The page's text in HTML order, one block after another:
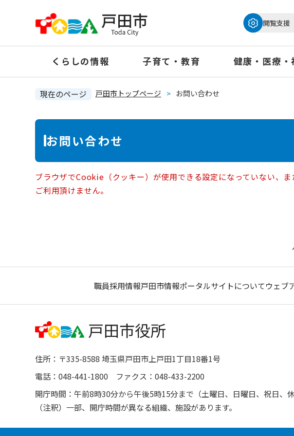
の
頭
閲覧支援
くらしの情報 子育て・教育 健康・医療・
現在のページ 戸田市トップページ > お問い合わせ
本
お問い合わせ
ブラウザでCookie（クッキー）が使用できる設定になっていない、
ご利用頂けません。
職員採用情報戸田市情報ポータルサイトについてウェブ
住所：〒335-8588 埼玉県戸田市上戸田1丁目18番1号
電話：048-441-1800 ファクス：048-433-2200
開庁時間：午前8時30分から午後5時15分まで（土曜日、日曜日、祝日、
（注釈）一部、開庁時間が異なる組織、施設があります。